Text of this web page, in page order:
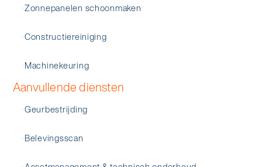
Zonnepanelen schoonmaken
Constructiereiniging
Machinekeuring
Aanvullende diensten
Geurbestrijding
Belevingsscan